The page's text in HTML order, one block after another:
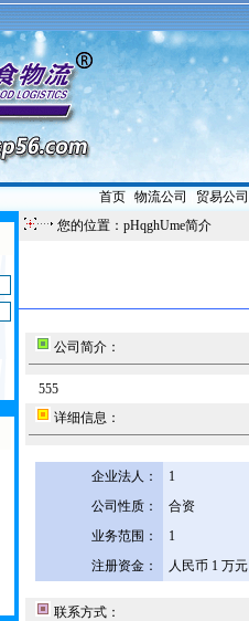
首页| 物流公司 贸易公司
您的位置：pHqghUme简介
公司简介：
555
详细信息：
企业法人：
1
公司性质：
合资
业务范围：
1
注册资金：
人民币 1 万元
联系方式：